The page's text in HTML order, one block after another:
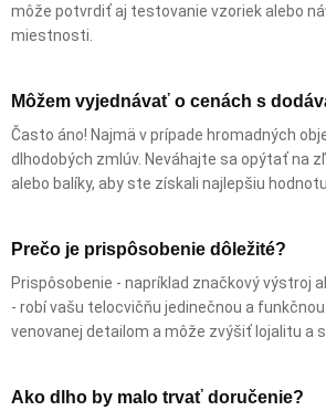
môže potvrdiť aj testovanie vzoriek alebo
miestnosti.
Môžem vyjednávať o cenách s
Často áno! Najmä v prípade hromadných
dlhodobých zmlúv. Neváhajte sa opýtať na
alebo balíky, aby ste získali najlepšiu hodnotu.
Prečo je prispôsobenie dôležité?
Prispôsobenie - napríklad značkový výstroj
- robí vašu telocvičňu jedinečnou a
venovanej detailom a môže zvýšiť lojalitu a
Ako dlho by malo trvať doručenie?